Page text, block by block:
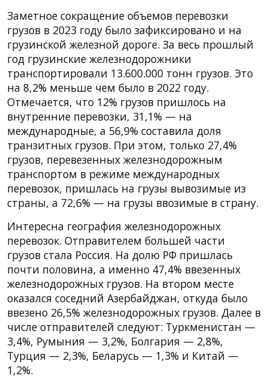
Заметное сокращение объемов перевозки
грузов в 2023 году было зафиксировано и на
грузинской железной дороге. За весь прошлый
год грузинские железнодорожники
транспортировали 13.600.000 тонн грузов. Это
на 8,2% меньше чем было в 2022 году.
Отмечается, что 12% грузов пришлось на
внутренние перевозки, 31,1% — на
международные, а 56,9% составила доля
транзитных грузов. При этом, только 27,4%
грузов, перевезенных железнодорожным
транспортом в режиме международных
перевозок, пришлась на грузы вывозимые из
страны, а 72,6% — на грузы ввозимые в страну.
Интересна география железнодорожных
перевозок. Отправителем большей части
грузов стала Россия. На долю РФ пришлась
почти половина, а именно 47,4% ввезенных
железнодорожных грузов. На втором месте
оказался соседний Азербайджан, откуда было
ввезено 26,5% железнодорожных грузов. Далее в
числе отправителей следуют: Туркменистан —
3,4%, Румыния — 3,2%, Болгария — 2,8%,
Турция — 2,3%, Беларусь — 1,3% и Китай —
1,2%.